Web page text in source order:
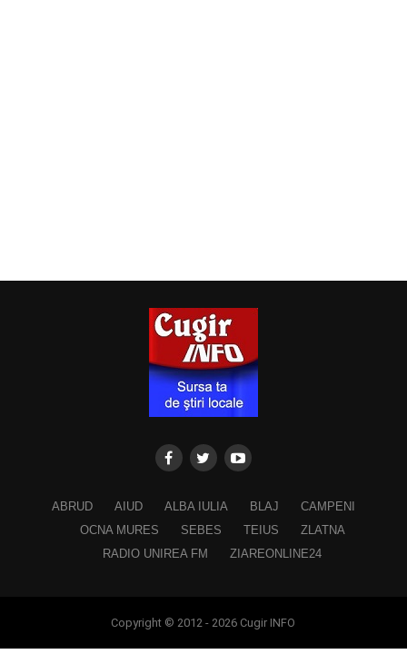
ABRUD AIUD ALBA IULIA BLAJ
CAMPENI
OCNA MURES
SEBES TEIUS
ZLATNA
RADIO UNIREA FM
ZIAREONLINE24
Copyright © 2012 - 2026 Cugir INFO